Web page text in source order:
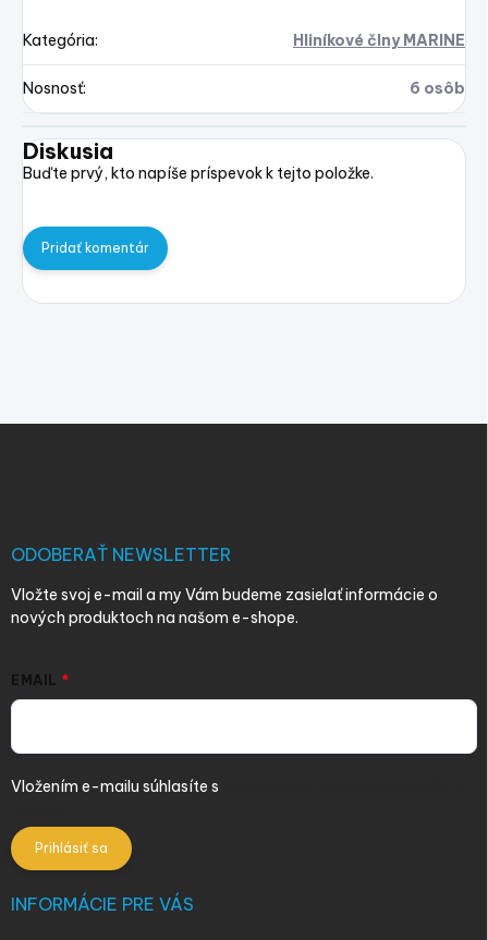
Kategória: Hliníkové člny MARINE
Nosnosť: 6 osôb
Diskusia
Buďte prvý, kto napíše príspevok k tejto položke.
Pridať komentár
ODOBERAŤ NEWSLETTER
Vložte svoj e-mail a my Vám budeme zasielať informácie o
nových produktoch na našom e-shope.
EMAIL
Vložením e-mailu súhlasíte s
Prihlásiť sa
INFORMÁCIE PRE VÁS